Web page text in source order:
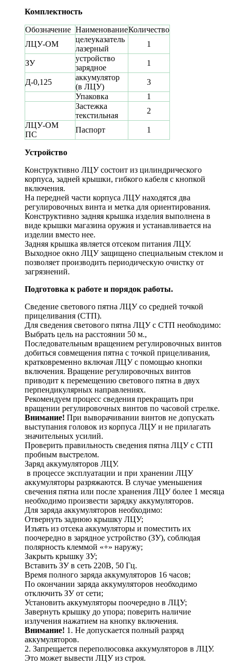
Комплектность
Обозначение НаименованиеКоличество
ЛЦУ-ОМ
целеуказатель
лазерный
1
ЗУ
устройство
зарядное
1
Д-0,125
аккумулятор
(в ЛЦУ)
3
Упаковка
1
Застежка
текстильная
2
ЛЦУ-ОМ
ПС
Паспорт 1
Устройство
Конструктивно ЛЦУ состоит из цилиндрического
корпуса, задней крышки, гибкого кабеля с кнопкой
включения.
На передней части корпуса ЛЦУ находятся два
регулировочных винта и метка для ориентирования.
Конструктивно задняя крышка изделия выполнена в
виде крышки магазина оружия и устанавливается на
изделии вместо нее.
Задняя крышка является отсеком питания ЛЦУ.
Выходное окно ЛЦУ защищено специальным стеклом и
позволяет производить периодическую очистку от
загрязнений.
Подготовка к работе и порядок работы.
Сведение светового пятна ЛЦУ со средней точкой
прицеливания (СТП).
Для сведения светового пятна ЛЦУ с СТП необходимо:
Выбрать цель на расстоянии 50 м.,
Последовательным вращением регулировочных винтов
добиться совмещения пятна с точкой прицеливания,
кратковременно включая ЛЦУ с помощью кнопки
включения. Вращение регулировочных винтов
приводит к перемещению светового пятна в двух
перпендикулярных направлениях.
Рекомендуем процесс сведения прекращать при
вращении регулировочных винтов по часовой стрелке.
Внимание! При выворачивании винтов не допускать
выступания головок из корпуса ЛЦУ и не прилагать
значительных усилий.
Проверить правильность сведения пятна ЛЦУ с СТП
пробным выстрелом.
Заряд аккумуляторов ЛЦУ.
в процессе эксплуатации и при хранении ЛЦУ
аккумуляторы разряжаются. В случае уменьшения
свечения пятна или после хранения ЛЦУ более 1 месяца
необходимо произвести зарядку аккумуляторов.
Для заряда аккумуляторов необходимо:
Отвернуть заднюю крышку ЛЦУ;
Изъять из отсека аккумуляторы и поместить их
поочередно в зарядное устройство (ЗУ), соблюдая
полярность клеммой «+» наружу;
Закрыть крышку ЗУ;
Вставить ЗУ в сеть 220В, 50 Гц.
Время полного заряда аккумуляторов 16 часов;
По окончании заряда аккумуляторов необходимо
отключить ЗУ от сети;
Установить аккумуляторы поочередно в ЛЦУ;
Завернуть крышку до упора; поверить наличие
излучения нажатием на кнопку включения.
Внимание! 1. Не допускается полный разряд
аккумуляторов.
2. Запрещается переполюсовка аккумуляторов в ЛЦУ.
Это может вывести ЛЦУ из строя.